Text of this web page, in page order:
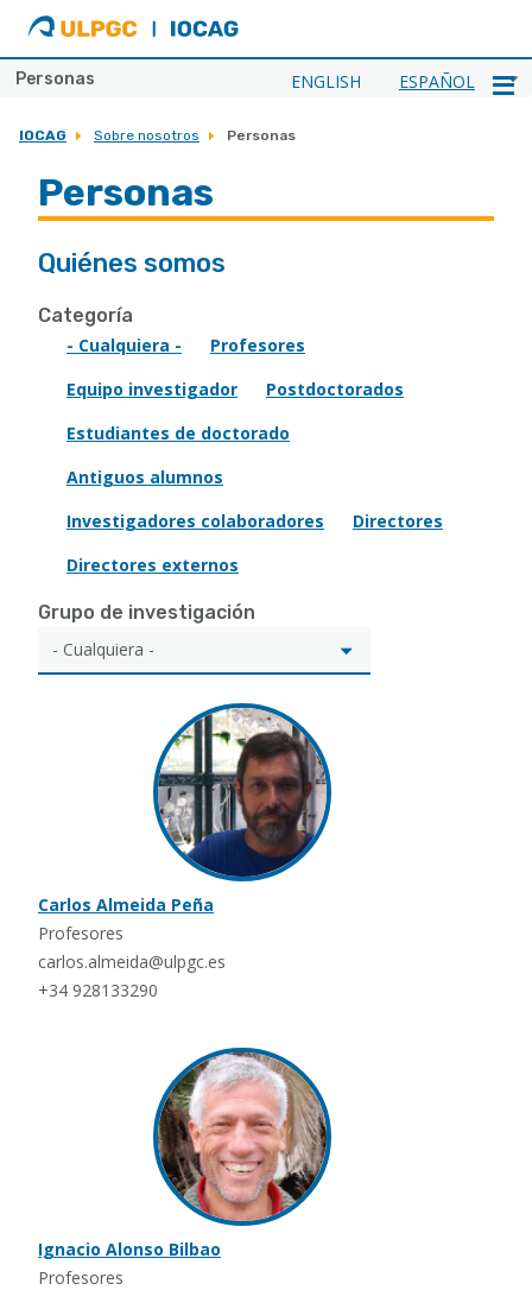
ULPGC
Ir
al
IOCAG
ENGLISH ESPAÑOL
Personas
IOCAG Sobre nosotros Personas
Personas
Quiénes somos
Categoría
- Cualquiera -
Profesores
Equipo investigador
Postdoctorados
Estudiantes de doctorado
Antiguos alumnos
Investigadores colaboradores
Directores
Directores externos
Grupo de investigación
Carlos Almeida Peña
Profesores
carlos.almeida@ulpgc.es
+34 928133290
Ignacio Alonso Bilbao
Profesores